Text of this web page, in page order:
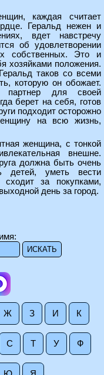
каждая считает
Геральд нежен и
вдет навстречу
об удовлетворении
собственных. Это и
хозяйками положения.
таков со всеми
которую он обожает.
для своей
берет на себя, готов
подходит осторожно
на всю жизнь,
женщина, с тонкой
внешне.
должна быть очень
детей, уметь вести
за покупками,
день за город.
имя:
Ж З И К
С Т У Ф